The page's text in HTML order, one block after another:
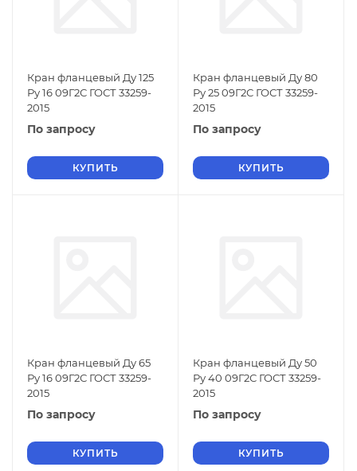
Кран фланцевый Ду 125
Ру 16 09Г2С ГОСТ 33259-
2015
По запросу
КУПИТЬ
Кран фланцевый Ду 80
Ру 25 09Г2С ГОСТ 33259-
2015
По запросу
КУПИТЬ
Кран фланцевый Ду 65
Ру 16 09Г2С ГОСТ 33259-
2015
По запросу
КУПИТЬ
Кран фланцевый Ду 50
Ру 40 09Г2С ГОСТ 33259-
2015
По запросу
КУПИТЬ